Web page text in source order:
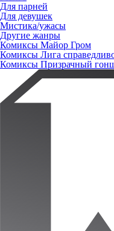
Для парней
Для девушек
Мистика/ужасы
Другие жанры
Комиксы Майор Гром
Комиксы Лига
Комиксы Призрачный